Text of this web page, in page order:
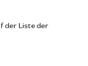
der Liste der